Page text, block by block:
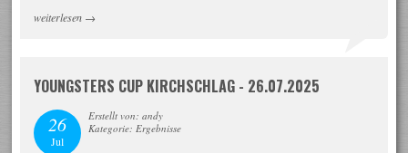
weiterlesen →
YOUNGSTERS CUP KIRCHSCHLAG - 26.07.2025
26
Jul
Erstellt von: andy
Kategorie: Ergebnisse